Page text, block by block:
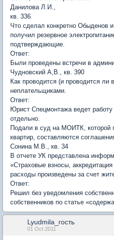
Данилова Л.И.,
кв. 336
Что сделал конкретно Обыденов
получил резервное
подтверждающие.
Ответ:
Были проведены встречи в
Чудновский А,В., кв. 390
Как проводится (и проводится ли
неплательщиками.
Ответ:
Юрист Спецмонтажа ведет
отдельно.
Подали в суд на МОИТК, которой
квартир, составляются
Сонина М.В., кв. 34
В отчете УК представлена
«Страховые взносы,
расходы произведены за счет
Ответ:
Решил без уведомления
собственников по статье
Lyudmila_гость
01 Oct 2011